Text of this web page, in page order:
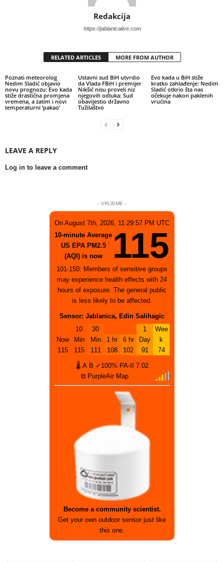
Redakcija
https://jablanicalive.com
RELATED ARTICLES MORE FROM AUTHOR
Poznati meteorolog
Nedim Sladić objavio
novu prognozu: Evo kada
stiže drastična promjena
vremena, a zatim i novi
temperaturni ‘pakao’
Ustavni sud BiH utvrdio
da Vlada FBiH i premijer
Nikšić nisu proveli niz
njegovih odluka: Sud
obavijestio državno
Tužilaštvo
Evo kada u BiH stiže
kratko zahlađenje: Nedim
Sladić otkrio šta nas
očekuje nakon paklenih
vrućina
LEAVE A REPLY
Log in to leave a comment
- VRIJEME -
On August 7th, 2026, 11:29:57 PM UTC
10-minute Average
US EPA PM2.5
(AQI) is now
115
101-150: Members of sensitive groups
may experience health effects with 24
hours of exposure. The general public
is less likely to be affected.
Sensor: Jablanica, Edin Salihagic
Now
115
10
Min
115
30
Min
111
1 hr
108
6 hr
102
1
Day
91
Wee
k
74
🌡 A B ✓100% PA-II
7.02
⧉ PurpleAir Map
Become a community scientist.
Get your own outdoor sensor just like
this one.